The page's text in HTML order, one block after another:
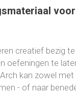
voor
creatief bezig te
oefeningen te
kan zowel
- of naar